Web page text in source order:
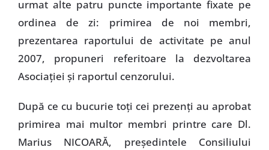
urmat alte patru puncte importante fixate pe
ordinea de zi: primirea de noi membri,
prezentarea raportului de activitate pe anul
2007, propuneri referitoare la dezvoltarea
Asociaţiei şi raportul cenzorului.
După ce cu bucurie toţi cei prezenţi au aprobat
primirea mai multor membri printre care Dl.
Marius NICOARĂ, preşedintele Consiliului